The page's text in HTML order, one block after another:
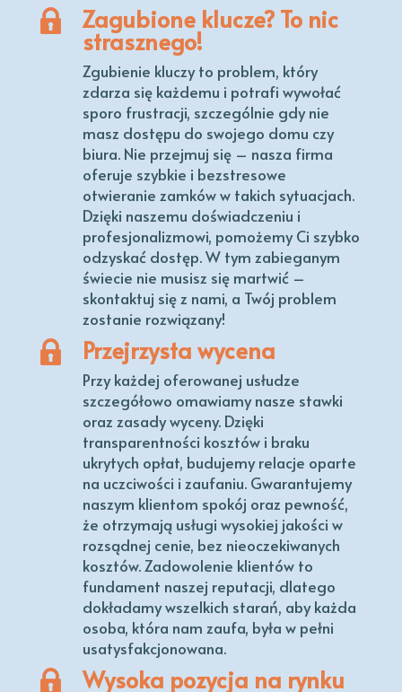
Zagubione klucze? To nic
strasznego!
Zgubienie kluczy to problem, który
zdarza się każdemu i potrafi wywołać
sporo frustracji, szczególnie gdy nie
masz dostępu do swojego domu czy
biura. Nie przejmuj się – nasza firma
oferuje szybkie i bezstresowe
otwieranie zamków w takich sytuacjach.
Dzięki naszemu doświadczeniu i
profesjonalizmowi, pomożemy Ci szybko
odzyskać dostęp. W tym zabieganym
świecie nie musisz się martwić –
skontaktuj się z nami, a Twój problem
zostanie rozwiązany!
Przejrzysta wycena
Przy każdej oferowanej usłudze
szczegółowo omawiamy nasze stawki
oraz zasady wyceny. Dzięki
transparentności kosztów i braku
ukrytych opłat, budujemy relacje oparte
na uczciwości i zaufaniu. Gwarantujemy
naszym klientom spokój oraz pewność,
że otrzymają usługi wysokiej jakości w
rozsądnej cenie, bez nieoczekiwanych
kosztów. Zadowolenie klientów to
fundament naszej reputacji, dlatego
dokładamy wszelkich starań, aby każda
osoba, która nam zaufa, była w pełni
usatysfakcjonowana.
Wysoka pozycja na rynku